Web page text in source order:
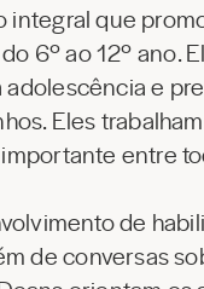
integral que
6º ao 12º ano.
e
Eles
entre
de
de conversas